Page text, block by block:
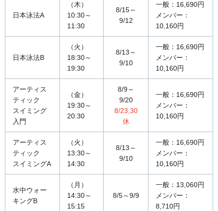
日本泳法A
（木）
10:30～
11:30
8/15～
9/12
一般：16,690円
メンバー：
10,160円
日本泳法B
（火）
18:30～
19:30
8/13～
9/10
一般：16,690円
メンバー：
10,160円
アーティス
ティック
スイミング
入門
（金）
19:30～
20:30
8/9～
9/20
8/23,30
休
一般：16,690円
メンバー：
10,160円
アーティス
ティック
スイミングA
（火）
13:30～
14:30
8/13～
9/10
一般：16,690円
メンバー：
10,160円
水中ウォー
キングB
（月）
14:30～
15:15
8/5～9/9
一般：13,060円
メンバー：
8,710円